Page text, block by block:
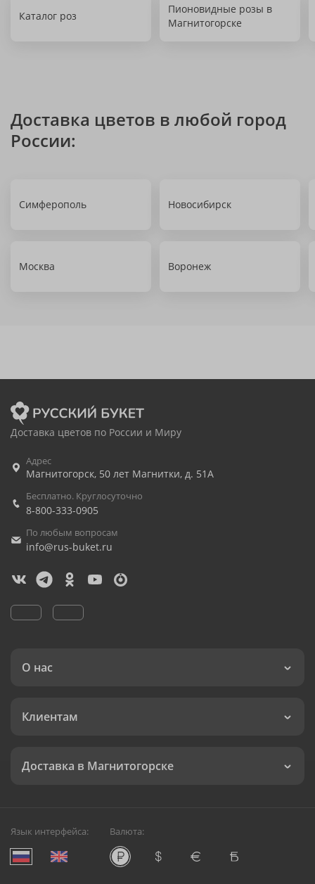
Каталог роз
Пионовидные розы в
Магнитогорске
Доставка цветов в любой город
России:
Симферополь Новосибирск
Москва Воронеж
Доставка цветов по России и Миру
Адрес
Магнитогорск, 50 лет Магнитки, д. 51А
Бесплатно. Круглосуточно
8-800-333-0905
По любым вопросам
info@rus-buket.ru
О нас
Клиентам
Доставка в Магнитогорске
Язык интерфейса: Валюта: